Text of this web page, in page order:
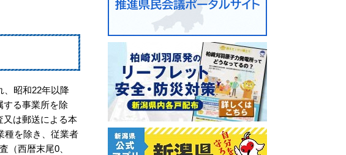
昭和22年以降
する事業所を除
又は郵送による本
種を除き、従業者
（西暦末尾0、